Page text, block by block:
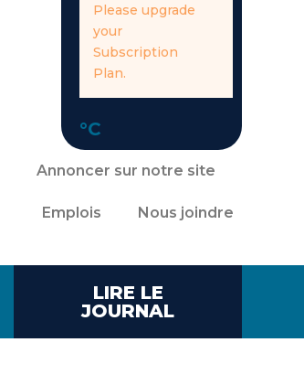
Please upgrade
your
Subscription
Plan.
°C
Annoncer sur notre site
Emplois Nous joindre
LIRE LE
JOURNAL